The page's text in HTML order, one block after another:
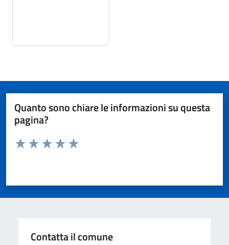
Quanto sono chiare le informazioni su questa
pagina?
Valuta da 1 a 5 stelle la pagina
Contatta il comune